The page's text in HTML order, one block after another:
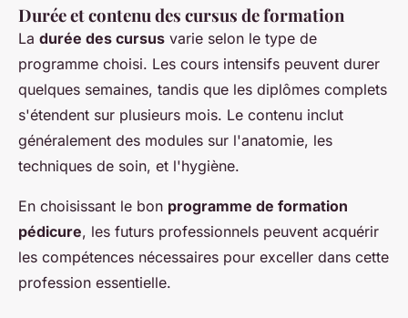
Durée et contenu des cursus de formation
La durée des cursus varie selon le type de
programme choisi. Les cours intensifs peuvent durer
quelques semaines, tandis que les diplômes complets
s'étendent sur plusieurs mois. Le contenu inclut
généralement des modules sur l'anatomie, les
techniques de soin, et l'hygiène.
En choisissant le bon programme de formation
pédicure, les futurs professionnels peuvent acquérir
les compétences nécessaires pour exceller dans cette
profession essentielle.